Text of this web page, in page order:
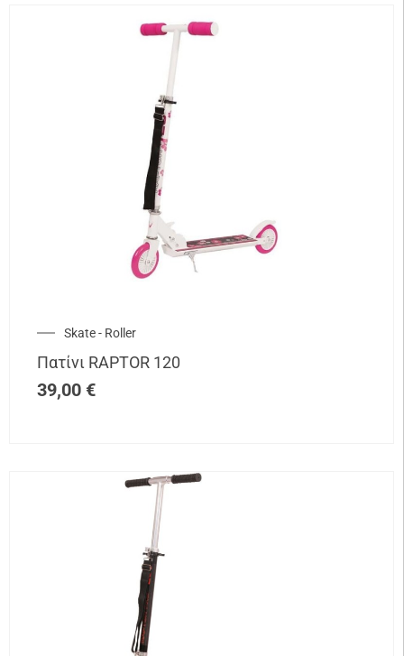
Skate - Roller
Πατίνι RAPTOR 120
39,00 €